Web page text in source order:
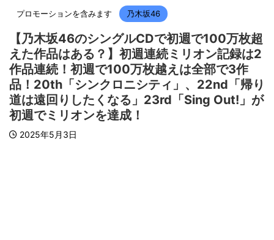
プロモーションを含みます 乃木坂46
【乃木坂46のシングルCDで初週で100万枚超
えた作品はある？】初週連続ミリオン記録は2
作品連続！初週で100万枚越えは全部で3作
品！20th「シンクロニシティ」、22nd「帰り
道は遠回りしたくなる」23rd「Sing Out!」が
初週でミリオンを達成！
2025年5月3日